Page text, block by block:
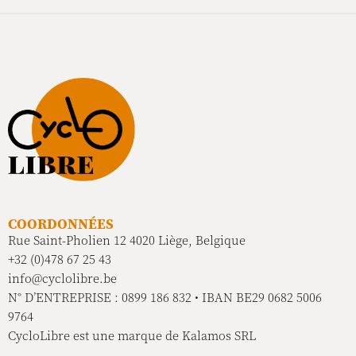
COORDONNÉES
Rue Saint-Pholien 12 4020 Liège, Belgique
+32 (0)478 67 25 43
info@cyclolibre.be
N° D’ENTREPRISE : 0899 186 832 • IBAN BE29 0682 5006
9764
CycloLibre est une marque de Kalamos SRL